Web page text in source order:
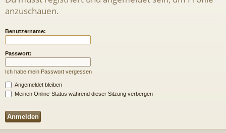
ug de re
anzuschauen.
Benutzername:
Passwort:
Ich habe mein Passwort vergessen
Angemeldet bleiben
Meinen Online-Status während dieser Sitzung verbergen